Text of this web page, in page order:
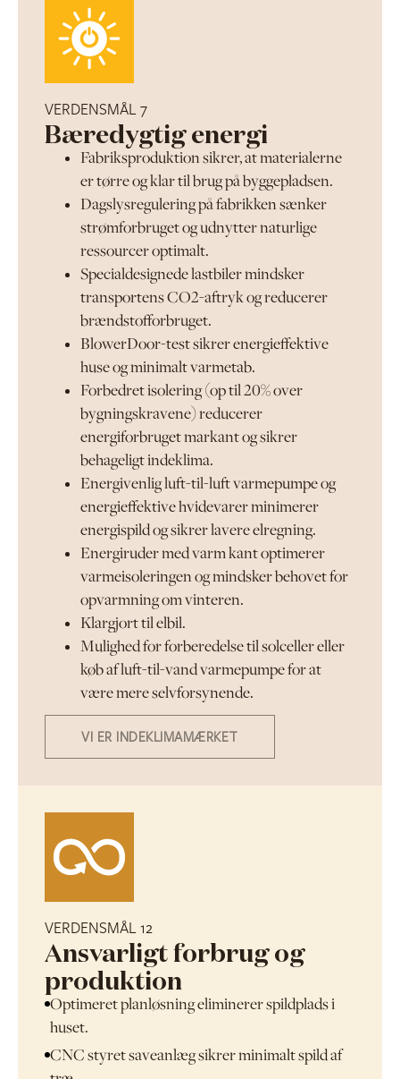
VERDENSMÅL 7
Bæredygtig energi
Fabriksproduktion sikrer, at materialerne
er tørre og klar til brug på byggepladsen.
Dagslysregulering på fabrikken sænker
strømforbruget og udnytter naturlige
ressourcer optimalt.
Specialdesignede lastbiler mindsker
transportens CO2-aftryk og reducerer
brændstofforbruget.
BlowerDoor-test sikrer energieffektive
huse og minimalt varmetab.
Forbedret isolering (op til 20% over
bygningskravene) reducerer
energiforbruget markant og sikrer
behageligt indeklima.
Energivenlig luft-til-luft varmepumpe og
energieffektive hvidevarer minimerer
energispild og sikrer lavere elregning.
Energiruder med varm kant optimerer
varmeisoleringen og mindsker behovet for
opvarmning om vinteren.
Klargjort til elbil.
Mulighed for forberedelse til solceller eller
køb af luft-til-vand varmepumpe for at
være mere selvforsynende.
VI ER INDEKLIMAMÆRKET
VERDENSMÅL 12
Ansvarligt forbrug og
produktion
Optimeret planløsning eliminerer spildplads i
huset.
CNC styret saveanlæg sikrer minimalt spild af